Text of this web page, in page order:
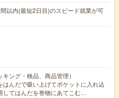
以内(最短2日目)のスピード就業が可
ング・検品、商品管理）
はんだで吸い上げてポケットに入れ込
してはんだを巻物にあてこむ…